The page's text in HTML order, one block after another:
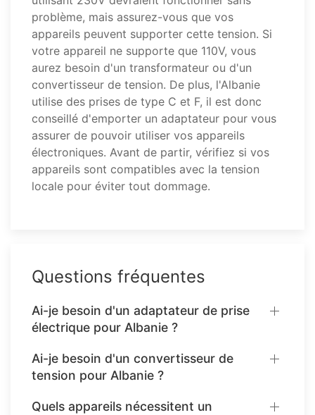
problème, mais assurez-vous que vos
appareils peuvent supporter cette tension. Si
votre appareil ne supporte que 110V, vous
aurez besoin d'un transformateur ou d'un
convertisseur de tension. De plus, l'Albanie
utilise des prises de type C et F, il est donc
conseillé d'emporter un adaptateur pour vous
assurer de pouvoir utiliser vos appareils
électroniques. Avant de partir, vérifiez si vos
appareils sont compatibles avec la tension
locale pour éviter tout dommage.
Questions fréquentes
Ai-je besoin d'un adaptateur de prise
électrique pour Albanie ?
Ai-je besoin d'un convertisseur de
tension pour Albanie ?
Quels appareils nécessitent un